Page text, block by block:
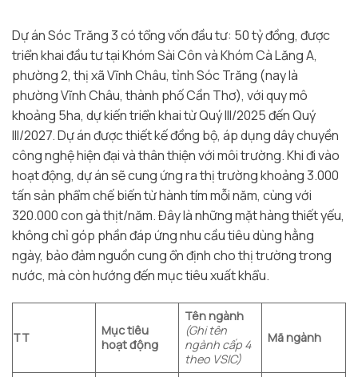
Dự án Sóc Trăng 3 có tổng vốn đầu tư: 50 tỷ đồng, được
triển khai đầu tư tại Khóm Sài Côn và Khóm Cà Lăng A,
phường 2, thị xã Vĩnh Châu, tỉnh Sóc Trăng (nay là
phường Vĩnh Châu, thành phố Cần Thơ), với quy mô
khoảng 5ha, dự kiến triển khai từ Quý III/2025 đến Quý
III/2027. Dự án được thiết kế đồng bộ, áp dụng dây chuyền
công nghệ hiện đại và thân thiện với môi trường. Khi đi vào
hoạt động, dự án sẽ cung ứng ra thị trường khoảng 3.000
tấn sản phẩm chế biến từ hành tím mỗi năm, cùng với
320.000 con gà thịt/năm. Đây là những mặt hàng thiết yếu,
không chỉ góp phần đáp ứng nhu cầu tiêu dùng hằng
ngày, bảo đảm nguồn cung ổn định cho thị trường trong
nước, mà còn hướng đến mục tiêu xuất khẩu.
TT
Mục tiêu
hoạt động
Tên ngành
(Ghi tên
ngành cấp 4
theo VSIC)
Mã ngành